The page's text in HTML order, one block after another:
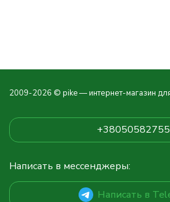
2009-2026 © pike — интернет-магазин
Написать в мессенджеры:
Написать в